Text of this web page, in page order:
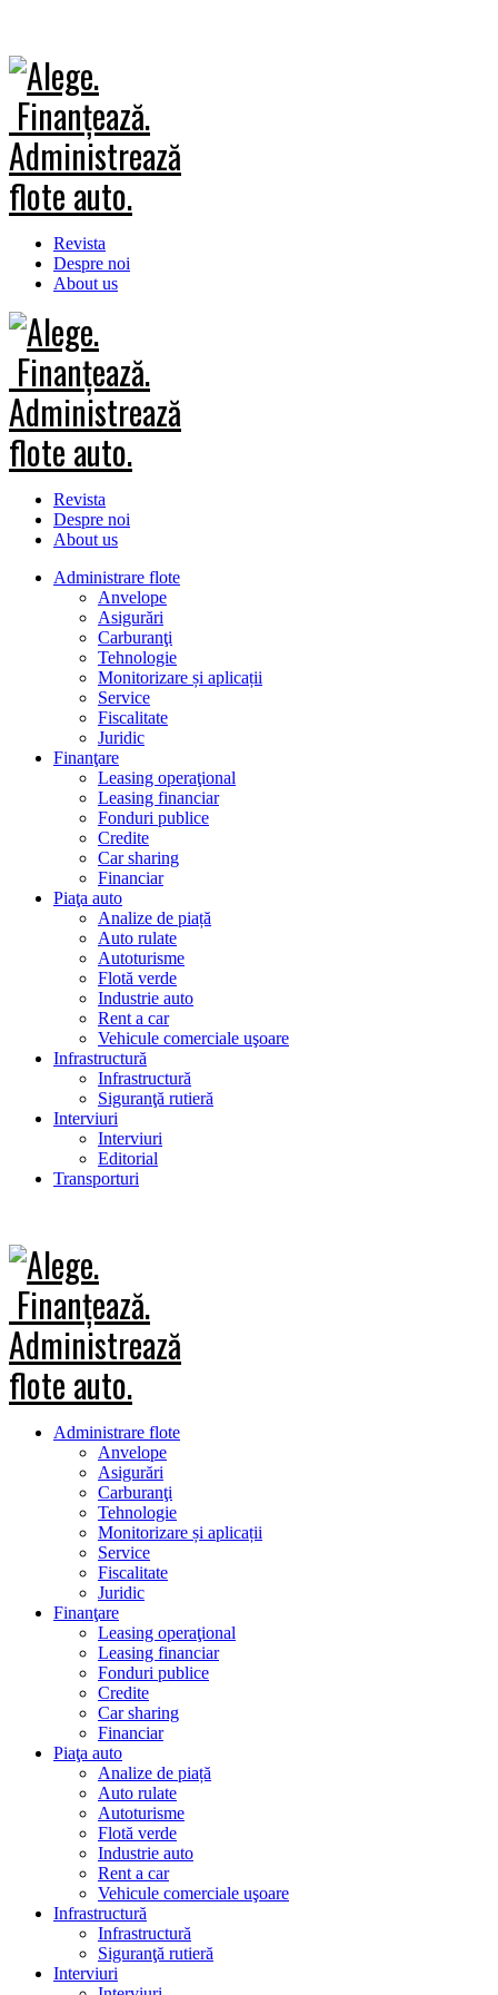
Revista
Despre noi
About us
Revista
Despre noi
About us
Administrare flote
Anvelope
Asigurări
Carburanţi
Tehnologie
Monitorizare și aplicații
Service
Fiscalitate
Juridic
Finanţare
Leasing operaţional
Leasing financiar
Fonduri publice
Credite
Car sharing
Financiar
Piaţa auto
Analize de piață
Auto rulate
Autoturisme
Flotă verde
Industrie auto
Rent a car
Vehicule comerciale uşoare
Infrastructură
Infrastructură
Siguranţă rutieră
Interviuri
Interviuri
Editorial
Transporturi
Administrare flote
Anvelope
Asigurări
Carburanţi
Tehnologie
Monitorizare și aplicații
Service
Fiscalitate
Juridic
Finanţare
Leasing operaţional
Leasing financiar
Fonduri publice
Credite
Car sharing
Financiar
Piaţa auto
Analize de piață
Auto rulate
Autoturisme
Flotă verde
Industrie auto
Rent a car
Vehicule comerciale uşoare
Infrastructură
Infrastructură
Siguranţă rutieră
Interviuri